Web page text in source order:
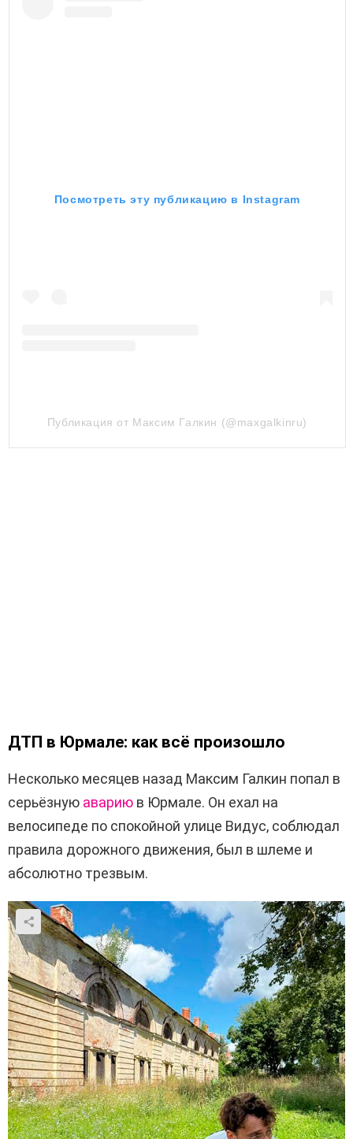
Посмотреть эту публикацию в Instagram
Публикация от Максим Галкин (@maxgalkinru)
ДТП в Юрмале: как всё произошло
Несколько месяцев назад Максим Галкин попал в
серьёзную аварию в Юрмале. Он ехал на
велосипеде по спокойной улице Видус, соблюдал
правила дорожного движения, был в шлеме и
абсолютно трезвым.